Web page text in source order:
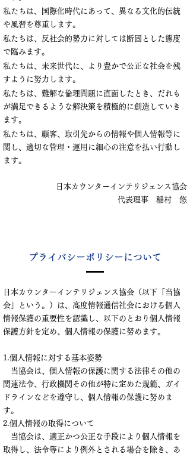
私たちは、国際化時代にあって、異なる文化的伝統
や風習を尊重します。
私たちは、反社会的勢力に対しては断固とした態度
で臨みます。
私たちは、未来世代に、より豊かで公正な社会を残
すように努力します。
私たちは、難解な倫理問題に直面したとき、だれも
が満足できるような解決策を積極的に創造していき
ます。
私たちは、顧客、取引先からの情報や個人情報等に
関し、適切な管理・運用に細心の注意を払い行動し
ます。
日本カウンターインテリジェンス協会
代表理事 稲村 悠
プライバシーポリシーについて
日本カウンターインテリジェンス協会（以下「当協
会」という。）は、高度情報通信社会における個人
情報保護の重要性を認識し、以下のとおり個人情報
保護方針を定め、個人情報の保護に努めます。
1.個人情報に対する基本姿勢
当協会は、個人情報の保護に関する法律その他の
関連法令、行政機関その他が特に定めた規範、ガイ
ドラインなどを遵守し、個人情報の保護に努めま
す。
2.個人情報の取得について
当協会は、適正かつ公正な手段により個人情報を
取得し、法令等により例外とされる場合を除き、あ